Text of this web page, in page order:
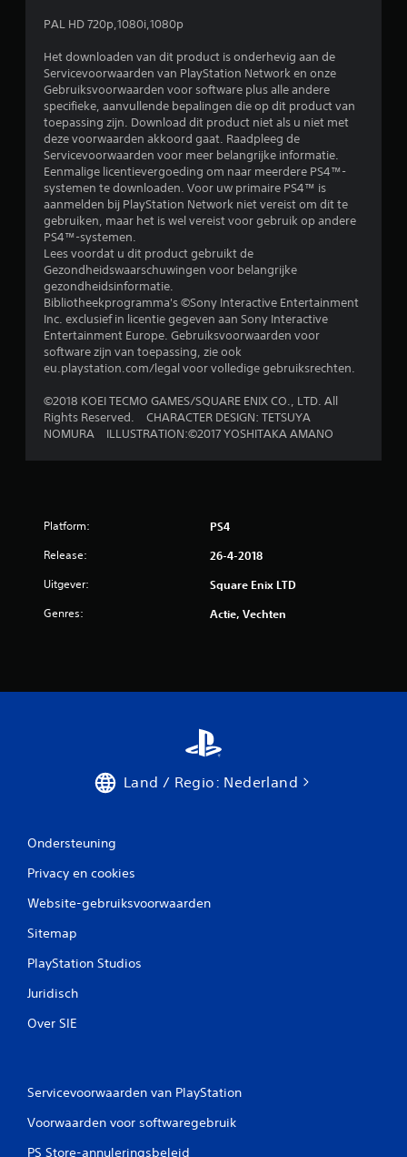
PAL HD 720p,1080i,1080p
Het downloaden van dit product is onderhevig aan de
Servicevoorwaarden van PlayStation Network en onze
Gebruiksvoorwaarden voor software plus alle andere
specifieke, aanvullende bepalingen die op dit product van
toepassing zijn. Download dit product niet als u niet met
deze voorwaarden akkoord gaat. Raadpleeg de
Servicevoorwaarden voor meer belangrijke informatie.
Eenmalige licentievergoeding om naar meerdere PS4™-
systemen te downloaden. Voor uw primaire PS4™ is
aanmelden bij PlayStation Network niet vereist om dit te
gebruiken, maar het is wel vereist voor gebruik op andere
PS4™-systemen.
Lees voordat u dit product gebruikt de
Gezondheidswaarschuwingen voor belangrijke
gezondheidsinformatie.
Bibliotheekprogramma's ©Sony Interactive Entertainment
Inc. exclusief in licentie gegeven aan Sony Interactive
Entertainment Europe. Gebruiksvoorwaarden voor
software zijn van toepassing, zie ook
eu.playstation.com/legal voor volledige gebruiksrechten.
©2018 KOEI TECMO GAMES/SQUARE ENIX CO., LTD. All
Rights Reserved. CHARACTER DESIGN: TETSUYA
NOMURA ILLUSTRATION:©2017 YOSHITAKA AMANO
Platform: PS4
Release: 26-4-2018
Uitgever: Square Enix LTD
Genres: Actie, Vechten
Land / Regio: Nederland
Ondersteuning
Privacy en cookies
Website-gebruiksvoorwaarden
Sitemap
PlayStation Studios
Juridisch
Over SIE
Servicevoorwaarden van PlayStation
Voorwaarden voor softwaregebruik
PS Store-annuleringsbeleid